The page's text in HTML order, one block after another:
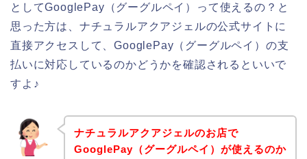
としてGooglePay（グーグルペイ）って使えるの？と
思った方は、ナチュラルアクアジェルの公式サイトに
直接アクセスして、GooglePay（グーグルペイ）の支
払いに対応しているのかどうかを確認されるといいで
すよ♪
ナチュラルアクアジェルのお店で
GooglePay（グーグルペイ）が使えるのか